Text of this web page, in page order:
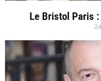
Le Bristol Paris